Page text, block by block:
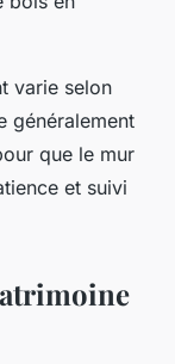
varie selon
généralement
que le mur
et suivi